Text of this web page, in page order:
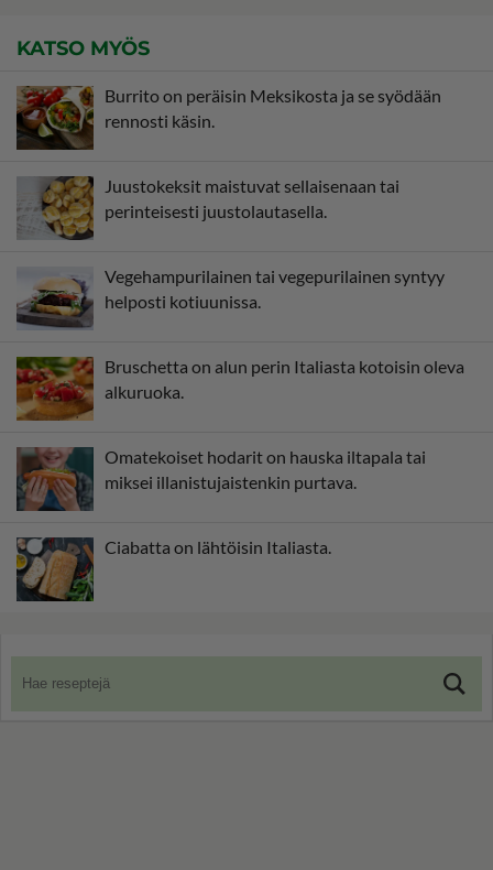
KATSO MYÖS
Burrito on peräisin Meksikosta ja se syödään
rennosti käsin.
Juustokeksit maistuvat sellaisenaan tai
perinteisesti juustolautasella.
Vegehampurilainen tai vegepurilainen syntyy
helposti kotiuunissa.
Bruschetta on alun perin Italiasta kotoisin oleva
alkuruoka.
Omatekoiset hodarit on hauska iltapala tai
miksei illanistujaistenkin purtava.
Ciabatta on lähtöisin Italiasta.